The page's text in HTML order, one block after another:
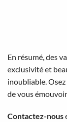
En résumé, des
exclusivité et
inoubliable.
de vous
Contactez-nous